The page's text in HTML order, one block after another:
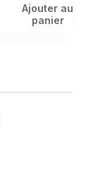
Ajouter au
panier